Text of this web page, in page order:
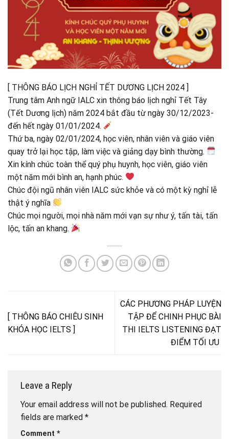
[ THÔNG BÁO LỊCH NGHỈ TẾT DƯƠNG LỊCH 2024 ]
Trung tâm Anh ngữ IALC xin thông báo lịch nghỉ Tết Tây
(Tết Dương lịch) năm 2024 bắt đầu từ ngày 30/12/2023-
đến hết ngày 01/01/2024.
Thứ ba, ngày 02/01/2024, học viên, nhân viên và giáo viên
quay trở lại học tập, làm việc và giảng dạy bình thường.
Xin kính chúc toàn thể quý phụ huynh, học viên, giáo viên
một năm mới bình an, hạnh phúc.
Chúc đội ngũ nhân viên IALC sức khỏe và có một kỳ nghỉ lễ
thật ý nghĩa
Chúc mọi người, mọi nhà năm mới vạn sự như ý, tấn tài, tấn
lộc, tấn an khang.
[ THÔNG BÁO CHIÊU SINH
KHÓA HỌC IELTS ]
CÁC PHƯƠNG PHÁP LUYỆN
TẬP ĐỂ CHINH PHỤC BÀI
THI IELTS LISTENING ĐẠT
ĐIỂM TỐI ƯU
Leave a Reply
Your email address will not be published. Required
fields are marked *
Comment *